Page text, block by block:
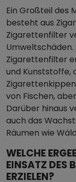
Ein Großteil des
besteht aus
Zigarettenfilter
Umweltschäden.
Zigarettenfilter
und Kunststoffe,
von Fischen,
Darüber hinaus
auch das
Räumen wie
WELCHE
EINSATZ DES
ERZIELEN?